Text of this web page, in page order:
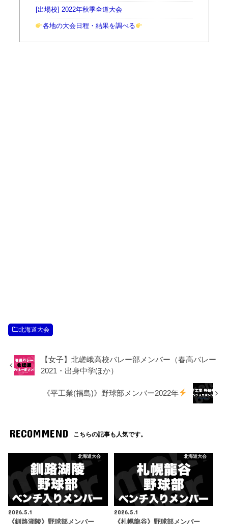
[出場校] 2022年秋季全道大会
各地の大会日程・結果を調べる
北海道大会
【女子】北嵯峨高校バレー部メンバー（春高バレー
2021・出身中学ほか）
《平工業(福島)》野球部メンバー2022年
RECOMMEND こちらの記事も人気です。
北海道大会
2026.5.1
《釧路湖陵》野球部メンバー
北海道大会
2026.5.1
《札幌龍谷》野球部メンバー